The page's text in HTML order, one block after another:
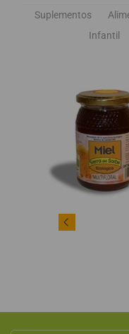
Suplementos
Infantil